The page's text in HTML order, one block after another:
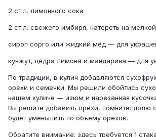
2 ст.л. лимонного сока
2 ст.л. свежего имбиря, натереть на
сироп сорго или жидкий мёд — для
кунжут, цедра лимона и мандарина — для
По традиции, в кулич добавляются
орехи и семечки. Мы решили обойтись
нашем куличе — изюм и нарезанная
Вы решите добавить орехи, помните: долю
будет уменьшить по объёму орехов.
Обратите внимание: здесь требуется 1